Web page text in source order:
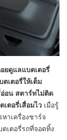
ยดูแลแบตเตอรี่
เตอรี่ให้เต็ม
อน สตาร์ทไม่ติด
ตอรี่เสื่อมไว เมื่อรู้
าเครื่องชาร์จ
เตอรี่รถที่จอดทิ้ง